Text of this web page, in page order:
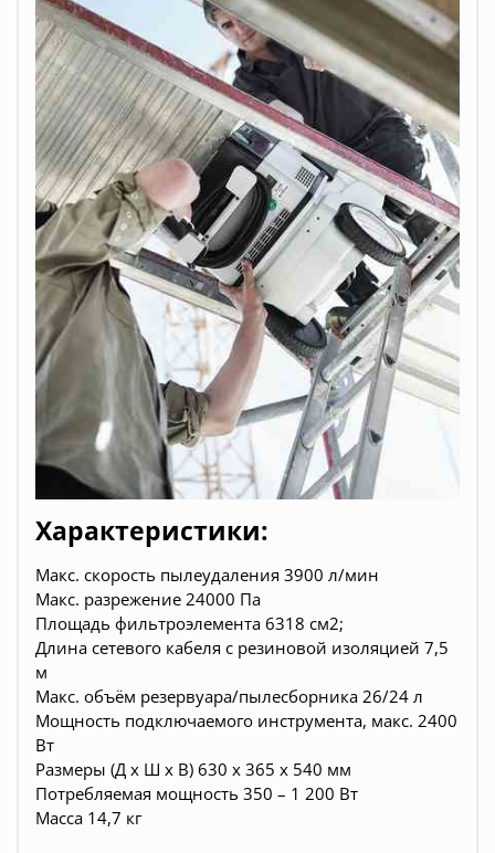
Характеристики:
Макс. скорость пылеудаления 3900 л/мин
Макс. разрежение 24000 Па
Площадь фильтроэлемента 6318 см2;
Длина сетевого кабеля с резиновой изоляцией 7,5
м
Макс. объём резервуара/пылесборника 26/24 л
Мощность подключаемого инструмента, макс. 2400
Вт
Размеры (Д x Ш x В) 630 x 365 x 540 мм
Потребляемая мощность 350 – 1 200 Вт
Масса 14,7 кг